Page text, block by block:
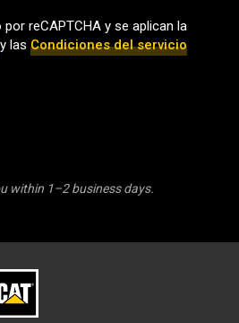
reCAPTCHA y se aplican la
y las Condiciones del servicio
within 1–2 business days.